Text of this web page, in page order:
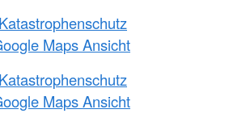
Maps Ansicht
Maps Ansicht